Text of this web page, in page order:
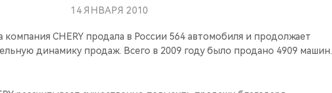
14 ЯНВАРЯ 2010
компания CHERY продала в России 564 автомобиля и продолжает
динамику продаж. Всего в 2009 году было продано 4909 машин.